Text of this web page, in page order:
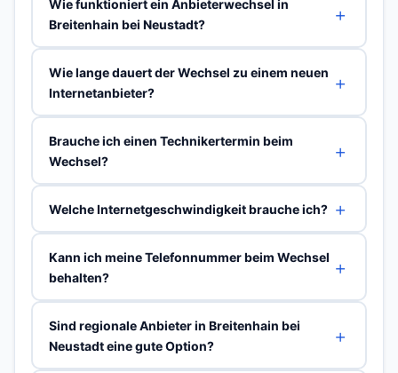
Wie funktioniert ein Anbieterwechsel in
Breitenhain bei Neustadt?
Wie lange dauert der Wechsel zu einem neuen
Internetanbieter?
Brauche ich einen Technikertermin beim
Wechsel?
Welche Internetgeschwindigkeit brauche ich?
Kann ich meine Telefonnummer beim Wechsel
behalten?
Sind regionale Anbieter in Breitenhain bei
Neustadt eine gute Option?